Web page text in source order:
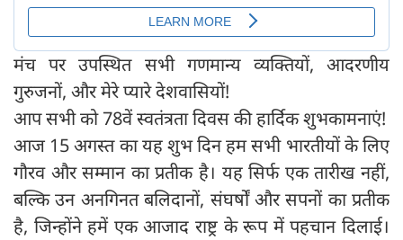
मंच पर उपस्थित सभी गणमान्य व्यक्तियों, आदरणीय
गुरुजनों, और मेरे प्यारे देशवासियों!
आप सभी को 78वें स्वतंत्रता दिवस की हार्दिक शुभकामनाएं!
आज 15 अगस्त का यह शुभ दिन हम सभी भारतीयों के लिए
गौरव और सम्मान का प्रतीक है। यह सिर्फ एक तारीख नहीं,
बल्कि उन अनगिनत बलिदानों, संघर्षों और सपनों का प्रतीक
है, जिन्होंने हमें एक आजाद राष्ट्र के रूप में पहचान दिलाई।